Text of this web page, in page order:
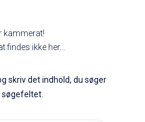
kammerat!
findes ikke her...
skriv det indhold, du søger